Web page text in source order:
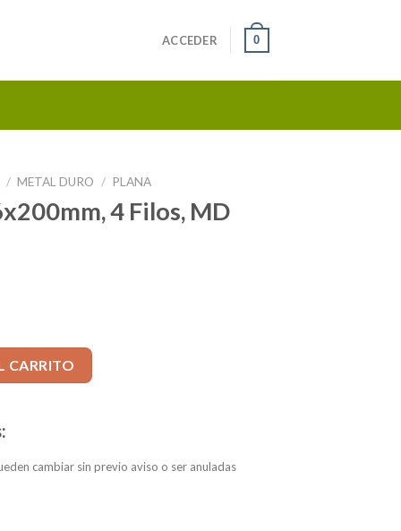
ACCEDER 0
/ METAL DURO / PLANA
4 Filos, MD
MD 302 SIN PAR cantidad
CARRITO
cambiar sin previo aviso o ser anuladas